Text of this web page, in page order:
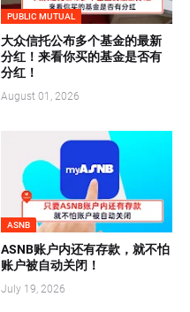
PUBLIC MUTUAL
大众信托公布多个基金的最新
分红！来看你买的基金是否有
分红！
August 01, 2026
ASNB
ASNB账户内还有存款，就不怕
账户被自动关闭！
July 19, 2026